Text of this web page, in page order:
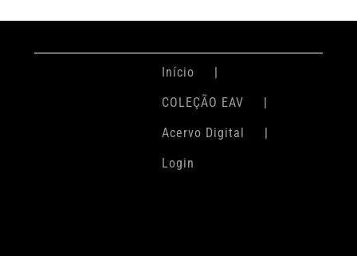
Início
COLEÇÃO EAV
Acervo Digital
Login